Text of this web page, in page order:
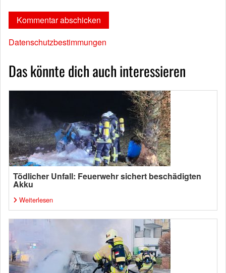
Datenschutzbestimmungen
Das könnte dich auch interessieren
Tödlicher Unfall: Feuerwehr sichert beschädigten
Akku
Weiterlesen